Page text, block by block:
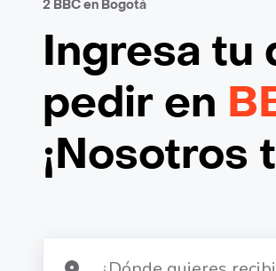
2 BBC en Bogotá
Ingresa tu
pedir en
¡Nosotros